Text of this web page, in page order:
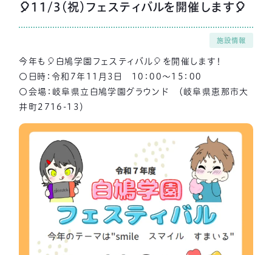
🎈11/3（祝）フェスティバルを開催します🎈
施設情報
今年も🎈白鳩学園フェスティバル🎈を開催します！
〇日時：令和7年11月3日 10：00～15：00
〇会場：岐阜県立白鳩学園グラウンド （岐阜県恵那市大
井町2716-13）